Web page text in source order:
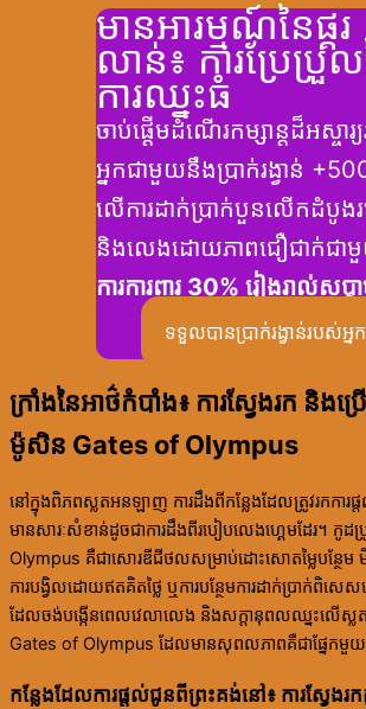
មានអារម្មណ៍នៃផ្គរ
លាន់៖ ការប្រែប្រួ
ការឈ្នះធំ
ចាប់ផ្តើមដំណើរកម្សាន្តដ៏អស្ចារ្
អ្នកជាមួយនឹងប្រាក់រង្វាន់
លើការដាក់ប្រាក់បួនលើកដំបូង
និងលេងដោយភាពជឿជាក់ជា
ការការពារ 30% រៀងរាល់សប្ត
ទទួលបានប្រាក់រង្វាន់របស់អ្នក
ក្រាំងនៃអាថ៌កំបាំង៖ ការស្វែងរក និងប្
ម៉ូសិន Gates of Olympus
នៅក្នុងពិភពស្លតអនឡាញ ការដឹងពីកន្លែងដែលត្រូវរកការ
មានសារៈសំខាន់ដូចជាការដឹងពីរបៀបលេងហ្គេមដែរ។ កូ
Olympus គឺជាសោរឌីជីថលសម្រាប់ដោះសោតម្លៃបន្ថែម មិន
ការបង្វិលដោយឥតគិតថ្លៃ ឬការបន្ថែមការដាក់ប្រាក់ពិសេ
ដែលចង់បង្កើនពេលវេលាលេង និងសក្តានុពលឈ្នះលើស្លត
Gates of Olympus ដែលមានសុពលភាពគឺជាផ្នែកមួយ
កន្លែងដែលការផ្តល់ជូនពីព្រះគង់នៅ៖ ការស្វែ